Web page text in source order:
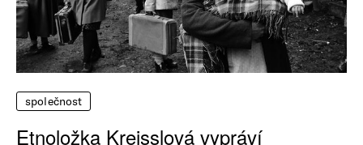
společnost
Etnoložka Kreisslová vypráví